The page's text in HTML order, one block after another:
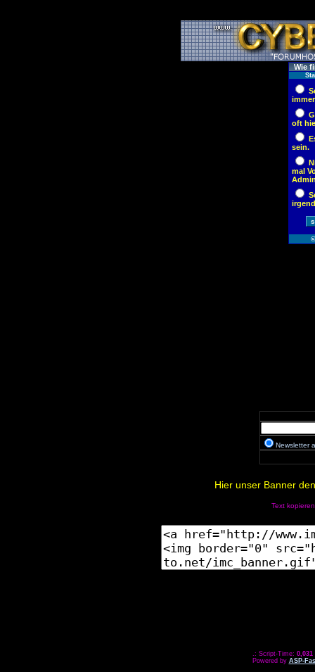
Newsletter
Hier unser Banner
Text
.: Script-Time: 0,031
Powered by ASP-